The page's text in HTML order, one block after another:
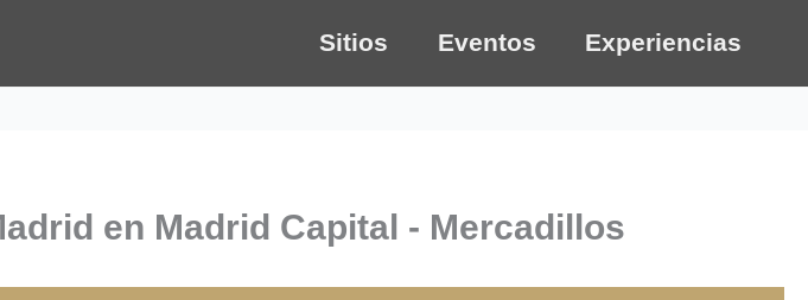
Sitios Eventos Experiencias
en Madrid Capital - Mercadillos